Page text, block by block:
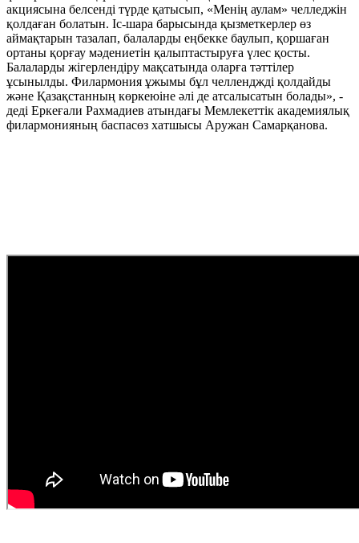
акциясына белсенді түрде қатысып, «Менің аулам» челледжін
қолдаған болатын. Іс-шара барысында қызметкерлер өз
аймақтарын тазалап, балаларды еңбекке баулып, қоршаған
ортаны қорғау мәдениетін қалыптастыруға үлес қосты.
Балаларды жігерлендіру мақсатында оларға тәттілер
ұсынылды. Филармония ұжымы бұл челленджді қолдайды
және Қазақстанның көркеюіне әлі де атсалысатын болады», -
деді Еркеғали Рахмадиев атындағы Мемлекеттік академиялық
филармонияның баспасөз хатшысы Аружан Самарқанова.